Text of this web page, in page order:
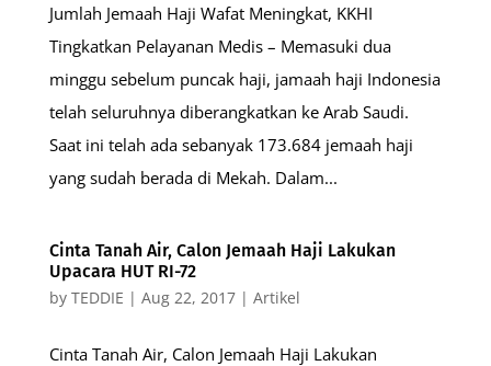
Jumlah Jemaah Haji Wafat Meningkat, KKHI
Tingkatkan Pelayanan Medis – Memasuki dua
minggu sebelum puncak haji, jamaah haji Indonesia
telah seluruhnya diberangkatkan ke Arab Saudi.
Saat ini telah ada sebanyak 173.684 jemaah haji
yang sudah berada di Mekah. Dalam...
Cinta Tanah Air, Calon Jemaah Haji Lakukan
Upacara HUT RI-72
by TEDDIE | Aug 22, 2017| Artikel
Cinta Tanah Air, Calon Jemaah Haji Lakukan